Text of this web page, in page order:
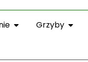
Grzyby